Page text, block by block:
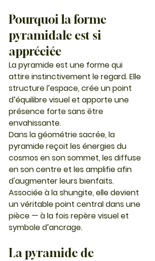
Pourquoi la forme
pyramidale est si
appréciée
La pyramide est une forme qui
attire instinctivement le regard. Elle
structure l’espace, crée un point
d’équilibre visuel et apporte une
présence forte sans être
envahissante.
Dans la géométrie sacrée, la
pyramide reçoit les énergies du
cosmos en son sommet, les diffuse
en son centre et les amplifie afin
d'augmenter leurs bienfaits.
Associée à la shungite, elle devient
un véritable point central dans une
pièce — à la fois repère visuel et
symbole d’ancrage.
La pyramide de